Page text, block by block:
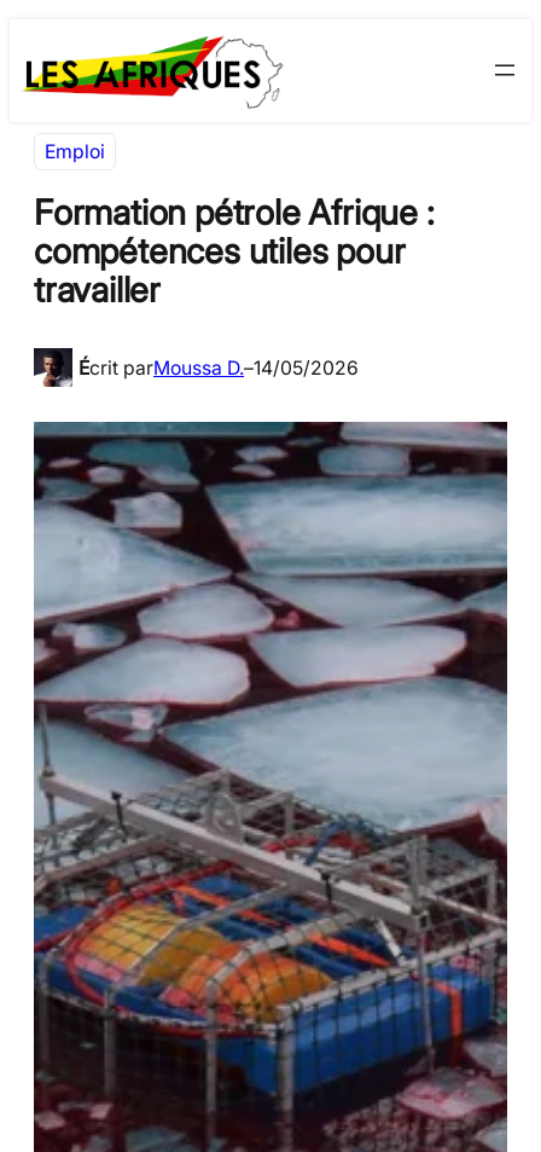
au
contenu
to
content
Emploi
Formation pétrole Afrique :
compétences utiles pour
travailler
Écrit parMoussa D.–14/05/2026